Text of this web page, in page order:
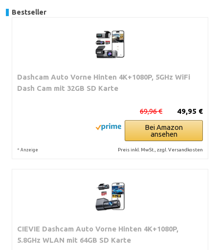
Bestseller
Dashcam Auto Vorne Hinten 4K+1080P, 5GHz WiFi
Dash Cam mit 32GB SD Karte
49,95 €
69,96 €
Bei Amazon
ansehen
* Anzeige Preis inkl. MwSt., zzgl. Versandkosten
CIEVIE Dashcam Auto Vorne Hinten 4K+1080P,
5.8GHz WLAN mit 64GB SD Karte